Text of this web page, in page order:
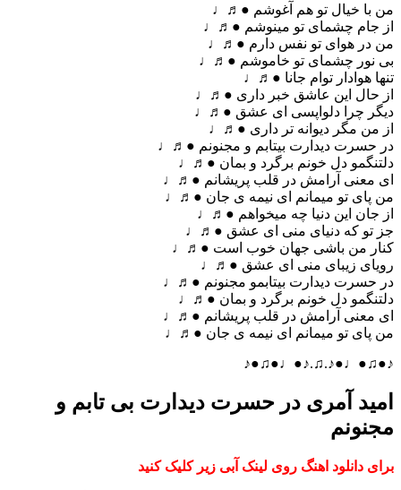
من با خیال تو هم آغوشم ●♬♩
از جام چشمای تو مینوشم ●♬♩
من در هوای تو نفس دارم ●♬♩
بی نور چشمای تو خاموشم ●♬♩
تنها هوادار توام جانا ●♬♩
از حال این عاشق خبر داری ●♬♩
دیگر چرا دلواپسی ای عشق ●♬♩
از من مگر دیوانه تر داری ●♬♩
در حسرت دیدارت بیتابم و مجنونم ●♬♩
دلتنگمو دل خونم برگرد و بمان ●♬♩
ای معنی آرامش در قلب پریشانم ●♬♩
من پای تو میمانم ای نیمه ی جان ●♬♩
از جان این دنیا چه میخواهم ●♬♩
جز تو که دنیای منی ای عشق ●♬♩
کنار من باشی جهان خوب است ●♬♩
رویای زیبای منی ای عشق ●♬♩
در حسرت دیدارت بیتابمو مجنونم ●♬♩
دلتنگمو دل خونم برگرد و بمان ●♬♩
ای معنی آرامش در قلب پریشانم ●♬♩
من پای تو میمانم ای نیمه ی جان ●♬♩
♪●♫●♩●♪.♫.♪●♩●♫●♪
امید آمری در حسرت دیدارت بی تابم و
مجنونم
برای دانلود اهنگ روی لینک آبی زیر کلیک کنید